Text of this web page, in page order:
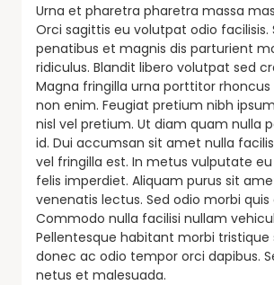
Urna et pharetra pharetra massa
Orci sagittis eu volutpat odio facilisis.
penatibus et magnis dis parturient
ridiculus. Blandit libero volutpat sed
Magna fringilla urna porttitor rhoncus
non enim. Feugiat pretium nibh
nisl vel pretium. Ut diam quam nulla
id. Dui accumsan sit amet nulla
vel fringilla est. In metus vulputate
felis imperdiet. Aliquam purus sit
venenatis lectus. Sed odio morbi
Commodo nulla facilisi nullam
Pellentesque habitant morbi tristique
donec ac odio tempor orci dapibus.
netus et malesuada.